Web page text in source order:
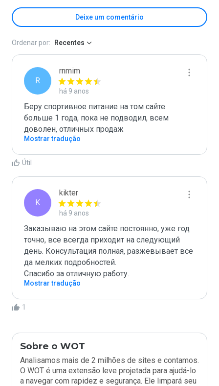
Deixe um comentário
Ordenar por: Recentes
R
rnmim
há 9 anos
Беру спортивное питание на том сайте
больше 1 года, пока не подводил, всем
доволен, отличных продаж
Mostrar tradução
Útil
K
kikter
há 9 anos
Заказываю на этом сайте постоянно, уже год
точно, все всегда приходит на следующий
день. Консультация полная, разжевывает все
да мелких подробностей.
Спасибо за отличную работу.
Mostrar tradução
1
Sobre o WOT
Analisamos mais de 2 milhões de sites e contamos.
O WOT é uma extensão leve projetada para ajudá-lo
a navegar com rapidez e segurança. Ele limpará seu